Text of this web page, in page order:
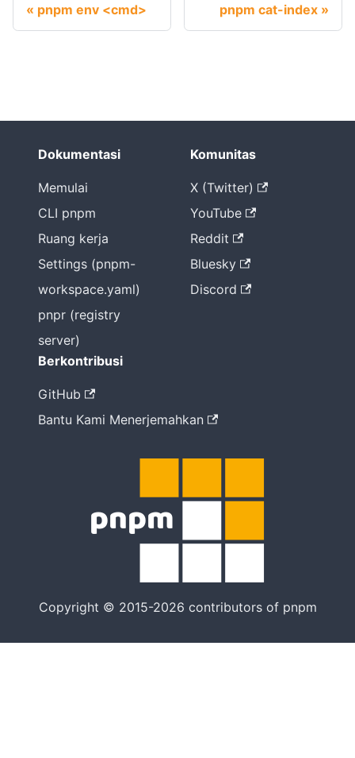
pnpm env <cmd> pnpm cat-index
Dokumentasi
Memulai
CLI pnpm
Ruang kerja
Settings (pnpm-
workspace.yaml)
pnpr (registry
server)
Komunitas
X (Twitter)
YouTube
Reddit
Bluesky
Discord
Berkontribusi
GitHub
Bantu Kami Menerjemahkan
Copyright © 2015-2026 contributors of pnpm